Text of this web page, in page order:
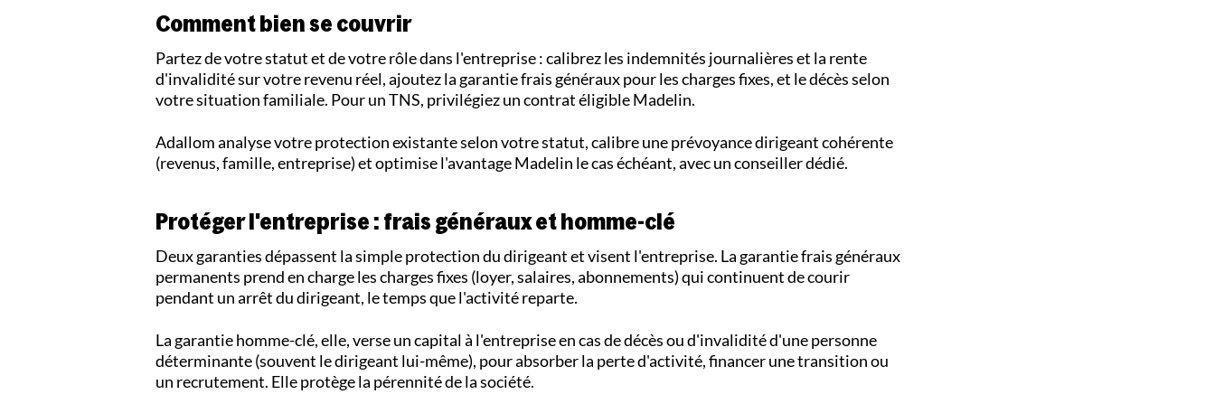
Comment bien se couvrir
Partez de votre statut et de votre rôle dans l'entreprise : calibrez les indemnités journalières et la rente
d'invalidité sur votre revenu réel, ajoutez la garantie frais généraux pour les charges fixes, et le décès selon
votre situation familiale. Pour un TNS, privilégiez un contrat éligible Madelin.
Adallom analyse votre protection existante selon votre statut, calibre une prévoyance dirigeant cohérente
(revenus, famille, entreprise) et optimise l'avantage Madelin le cas échéant, avec un conseiller dédié.
Protéger l'entreprise : frais généraux et homme-clé
Deux garanties dépassent la simple protection du dirigeant et visent l'entreprise. La garantie frais généraux
permanents prend en charge les charges fixes (loyer, salaires, abonnements) qui continuent de courir
pendant un arrêt du dirigeant, le temps que l'activité reparte.
La garantie homme-clé, elle, verse un capital à l'entreprise en cas de décès ou d'invalidité d'une personne
déterminante (souvent le dirigeant lui-même), pour absorber la perte d'activité, financer une transition ou
un recrutement. Elle protège la pérennité de la société.